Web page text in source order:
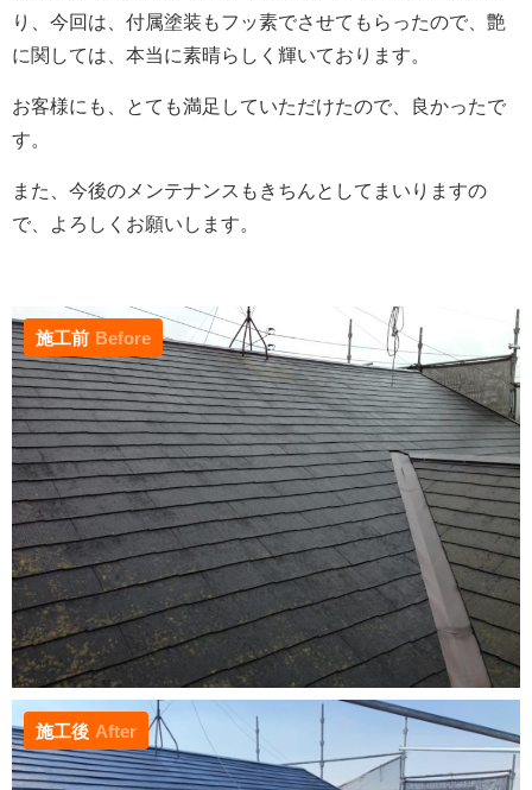
り、今回は、付属塗装もフッ素でさせてもらったので、艶
に関しては、本当に素晴らしく輝いております。
お客様にも、とても満足していただけたので、良かったで
す。
また、今後のメンテナンスもきちんとしてまいりますの
で、よろしくお願いします。
施工前 Before
施工後 After